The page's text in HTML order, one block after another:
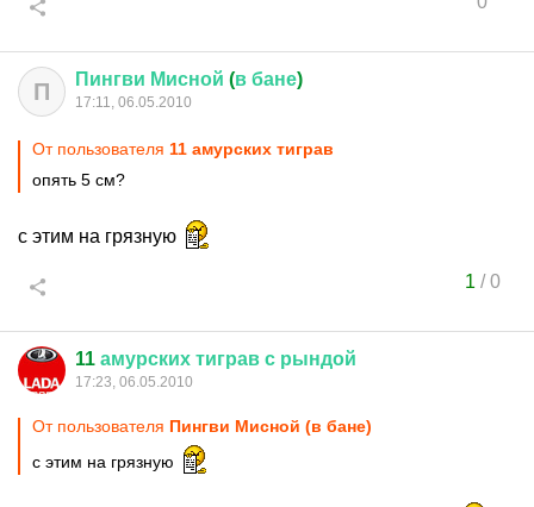
П Пингви Мисной (в бане)
17:11, 06.05.2010
От пользователя 11 амурских тиграв
опять 5 см?
с этим на грязную
1 /0
11 амурских тиграв с рындой
17:23, 06.05.2010
От пользователя Пингви Мисной (в бане)
с этим на грязную